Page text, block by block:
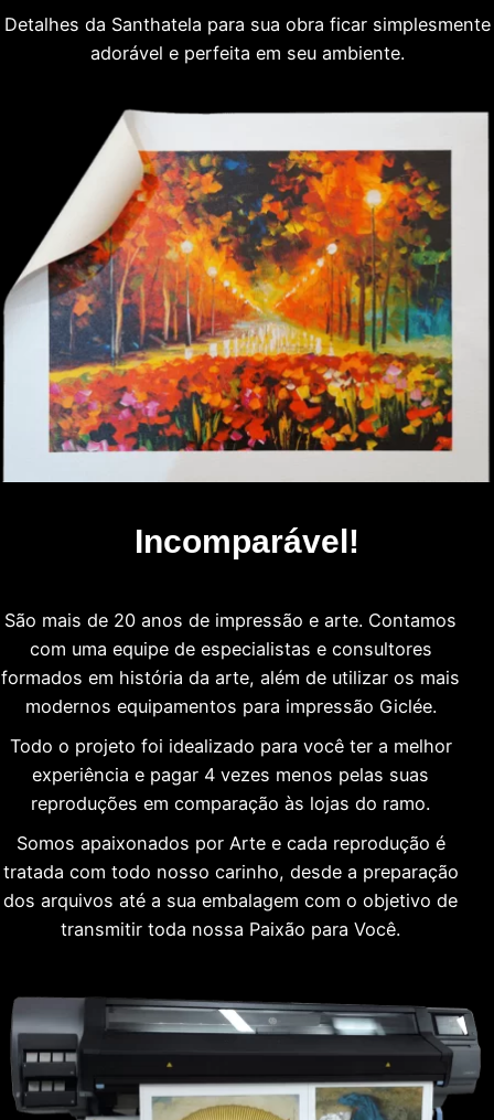
Detalhes da Santhatela para sua obra ficar simplesmente
adorável e perfeita em seu ambiente.
Incomparável!
São mais de 20 anos de impressão e arte. Contamos
com uma equipe de especialistas e consultores
formados em história da arte, além de utilizar os mais
modernos equipamentos para impressão Giclée.
Todo o projeto foi idealizado para você ter a melhor
experiência e pagar 4 vezes menos pelas suas
reproduções em comparação às lojas do ramo.
Somos apaixonados por Arte e cada reprodução é
tratada com todo nosso carinho, desde a preparação
dos arquivos até a sua embalagem com o objetivo de
transmitir toda nossa Paixão para Você.